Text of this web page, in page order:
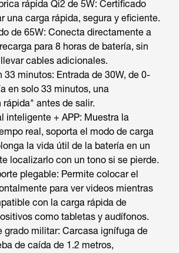
rápida Qi2 de 5W: Certificado
una carga rápida, segura y eficiente.
de 65W: Conecta directamente a
para 8 horas de batería, sin
cables adicionales.
33 minutos: Entrada de 30W, de 0-
en solo 33 minutos, una
antes de salir.
inteligente + APP: Muestra la
real, soporta el modo de carga
la vida útil de la batería en un
localizarlo con un tono si se pierde.
plegable: Permite colocar el
para ver videos mientras
con la carga rápida de
como tabletas y audífonos.
grado militar: Carcasa ignífuga de
de caída de 1.2 metros,